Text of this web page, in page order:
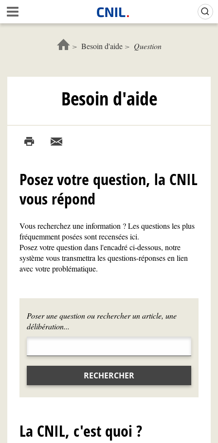
Aller
au
contenu
c
l
C
N
L
Besoin d'aide Question
Besoin d'aide
Posez votre question, la CNIL
vous répond
Vous recherchez une information ? Les questions les plus
fréquemment posées sont recensées ici.
Posez votre question dans l'encadré ci-dessous, notre
système vous transmettra les questions-réponses en lien
avec votre problématique.
Poser une question ou rechercher un article, une
délibération...
RECHERCHER
La CNIL, c'est quoi ?